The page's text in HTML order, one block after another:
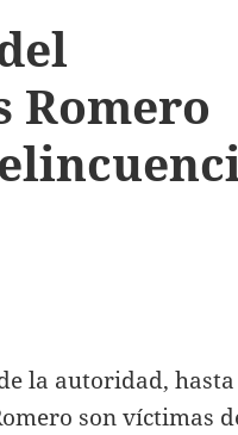
Romero
la autoridad, hasta
son víctimas